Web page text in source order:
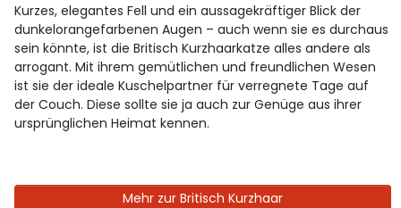
Kurzes, elegantes Fell und ein aussagekräftiger Blick der
dunkelorangefarbenen Augen – auch wenn sie es durchaus
sein könnte, ist die Britisch Kurzhaarkatze alles andere als
arrogant. Mit ihrem gemütlichen und freundlichen Wesen
ist sie der ideale Kuschelpartner für verregnete Tage auf
der Couch. Diese sollte sie ja auch zur Genüge aus ihrer
ursprünglichen Heimat kennen.
Mehr zur Britisch Kurzhaar